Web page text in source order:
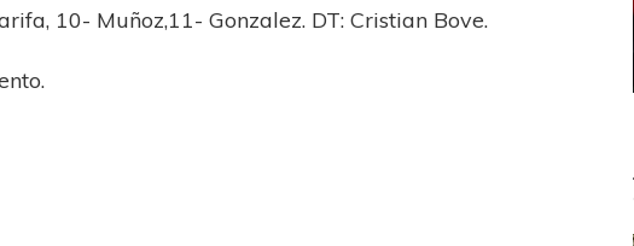
10- Muñoz,11- Gonzalez. DT: Cristian Bove.